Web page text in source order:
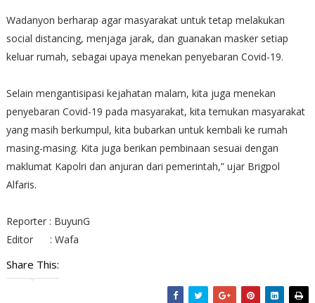
Wadanyon berharap agar masyarakat untuk tetap melakukan
social distancing, menjaga jarak, dan guanakan masker setiap
keluar rumah, sebagai upaya menekan penyebaran Covid-19.
Selain mengantisipasi kejahatan malam, kita juga menekan
penyebaran Covid-19 pada masyarakat, kita temukan masyarakat
yang masih berkumpul, kita bubarkan untuk kembali ke rumah
masing-masing. Kita juga berikan pembinaan sesuai dengan
maklumat Kapolri dan anjuran dari pemerintah,” ujar Brigpol
Alfaris.
Reporter : BuyunG
Editor : Wafa
Share This: